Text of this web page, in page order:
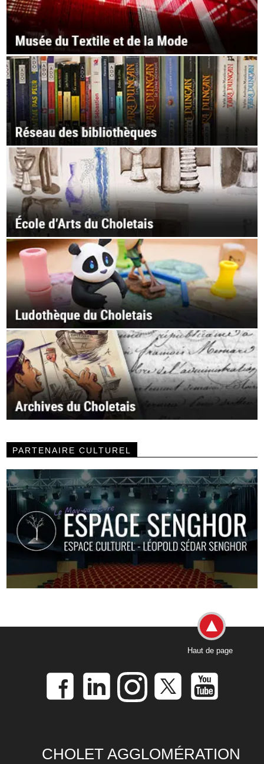
PARTENAIRE CULTUREL
Haut de page
CHOLET AGGLOMÉRATION